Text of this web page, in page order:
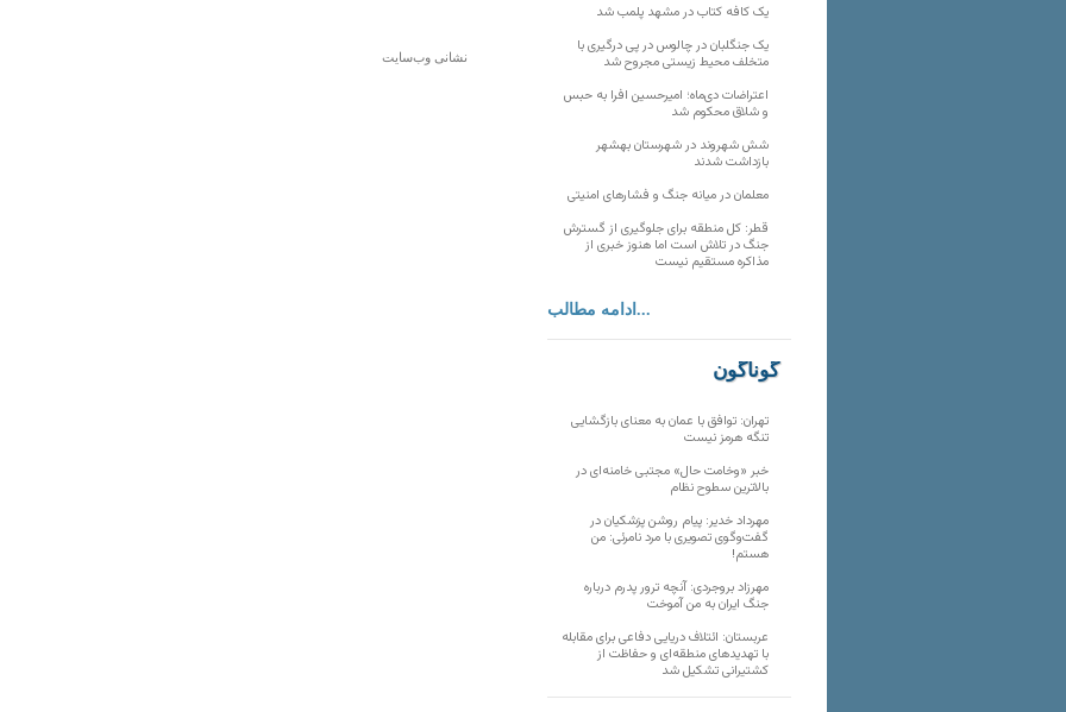
یک کافه کتاب در مشهد پلمب شد
یک جنگلبان در چالوس در پی درگیری با
متخلف محیط زیستی مجروح شد
اعتراضات دی‌ماه؛ امیرحسین افرا به حبس
و شلاق محکوم شد
شش شهروند در شهرستان بهشهر
بازداشت شدند
معلمان در میانه جنگ و فشارهای امنیتی
قطر: کل منطقه برای جلوگیری از گسترش
جنگ در تلاش است اما هنوز خبری از
مذاکره مستقیم نیست
ادامه مطالب...
گوناگون
تهران: توافق با عمان به معنای بازگشایی
تنگه هرمز نیست
خبر «وخامت حال» مجتبی خامنه‌ای در
بالاترین سطوح نظام
مهرداد خدیر: پیام روشن پزشکیان در
گفت‌و‌گوی تصویری با مرد نامرئی: من
هستم!
مهرزاد بروجردی: آنچه ترور پدرم درباره
جنگ ایران به من آموخت
عربستان: ائتلاف دریایی دفاعی برای مقابله
با تهدیدهای منطقه‌ای و حفاظت از
کشتیرانی تشکیل شد